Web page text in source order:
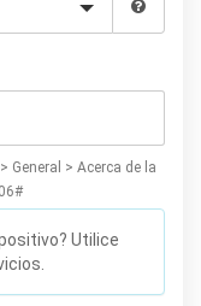
General > Acerca de la
Utilice